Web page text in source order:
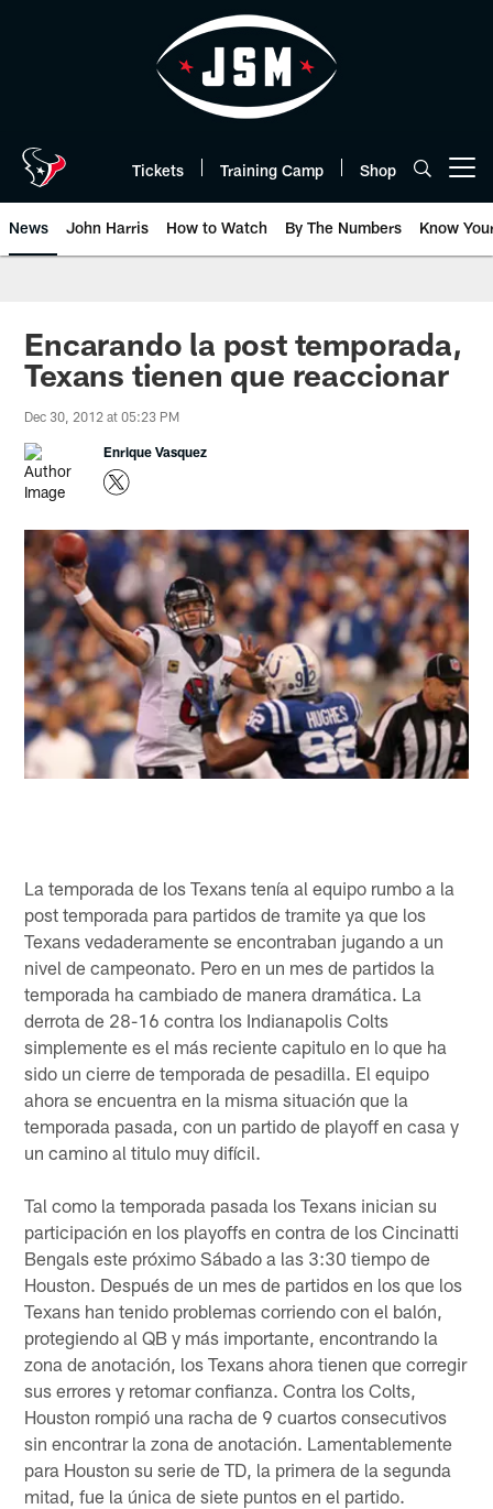
Tickets Training Camp Shop
News John Harris How to Watch By The Numbers Know
Encarando la post temporada,
Texans tienen que reaccionar
Dec 30, 2012 at 05:23 PM
Enrique Vasquez
La temporada de los Texans tenía al equipo rumbo a la
post temporada para partidos de tramite ya que los
Texans vedaderamente se encontraban jugando a un
nivel de campeonato. Pero en un mes de partidos la
temporada ha cambiado de manera dramática. La
derrota de 28-16 contra los Indianapolis Colts
simplemente es el más reciente capitulo en lo que ha
sido un cierre de temporada de pesadilla. El equipo
ahora se encuentra en la misma situación que la
temporada pasada, con un partido de playoff en casa y
un camino al titulo muy difícil.
Tal como la temporada pasada los Texans inician su
participación en los playoffs en contra de los Cincinatti
Bengals este próximo Sábado a las 3:30 tiempo de
Houston. Después de un mes de partidos en los que los
Texans han tenido problemas corriendo con el balón,
protegiendo al QB y más importante, encontrando la
zona de anotación, los Texans ahora tienen que corregir
sus errores y retomar confianza. Contra los Colts,
Houston rompió una racha de 9 cuartos consecutivos
sin encontrar la zona de anotación. Lamentablemente
para Houston su serie de TD, la primera de la segunda
mitad, fue la única de siete puntos en el partido.